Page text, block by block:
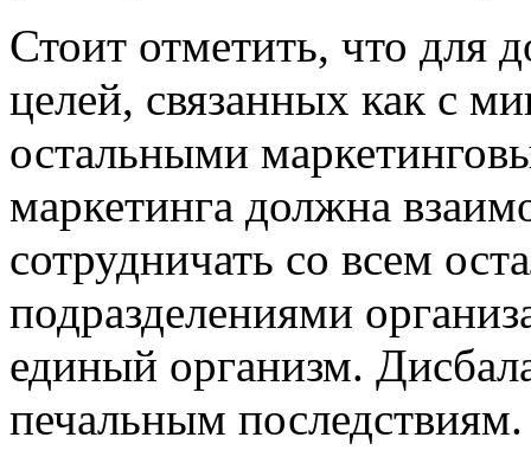
Стоит отметить, что для
целей, связанных как с
остальными
маркетинга должна
сотрудничать со всем
подразделениями
единый организм.
печальным последствиям.